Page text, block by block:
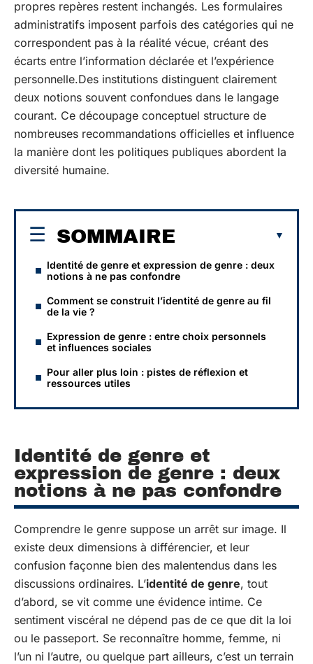
propres repères restent inchangés. Les formulaires
administratifs imposent parfois des catégories qui ne
correspondent pas à la réalité vécue, créant des
écarts entre l’information déclarée et l’expérience
personnelle.Des institutions distinguent clairement
deux notions souvent confondues dans le langage
courant. Ce découpage conceptuel structure de
nombreuses recommandations officielles et influence
la manière dont les politiques publiques abordent la
diversité humaine.
SOMMAIRE
Identité de genre et expression de genre : deux
notions à ne pas confondre
Comment se construit l’identité de genre au fil
de la vie ?
Expression de genre : entre choix personnels
et influences sociales
Pour aller plus loin : pistes de réflexion et
ressources utiles
Identité de genre et
expression de genre : deux
notions à ne pas confondre
Comprendre le genre suppose un arrêt sur image. Il
existe deux dimensions à différencier, et leur
confusion façonne bien des malentendus dans les
discussions ordinaires. L’identité de genre, tout
d’abord, se vit comme une évidence intime. Ce
sentiment viscéral ne dépend pas de ce que dit la loi
ou le passeport. Se reconnaître homme, femme, ni
l’un ni l’autre, ou quelque part ailleurs, c’est un terrain